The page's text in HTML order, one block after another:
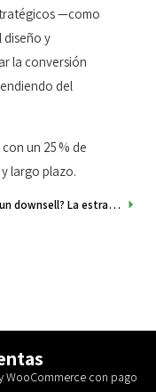
—como
diseño y
la conversión
del
un 25 % de
largo plazo.
¿Qué es un downsell? La estrategia que convierte rechazos en ventas.
WooCommerce con pago